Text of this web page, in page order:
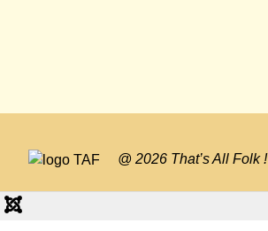
@ 2026 That’s All Folk !